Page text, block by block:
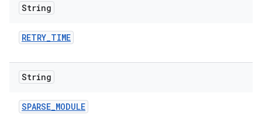
String
RETRY_TIME
String
SPARSE_MODULE